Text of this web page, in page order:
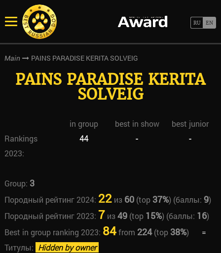
Main PAINS PARADISE KERITA SOLVEIG
PAINS PARADISE KERITA
SOLVEIG
in group best in show
best junior
Rankings
2023:
44 - -
Group: 3
Породный рейтинг 2024: 22из 60(top 37%) (баллы: 9)
Породный рейтинг 2023: 7 из49(top 15%) (баллы: 16)
Best in group ranking 2023: 84from 224(top 38%)
=
Титулы: Hidden by owner